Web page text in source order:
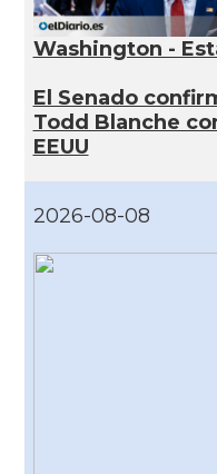
Washington -
El Senado
Todd Blanche
EEUU
2026-08-08